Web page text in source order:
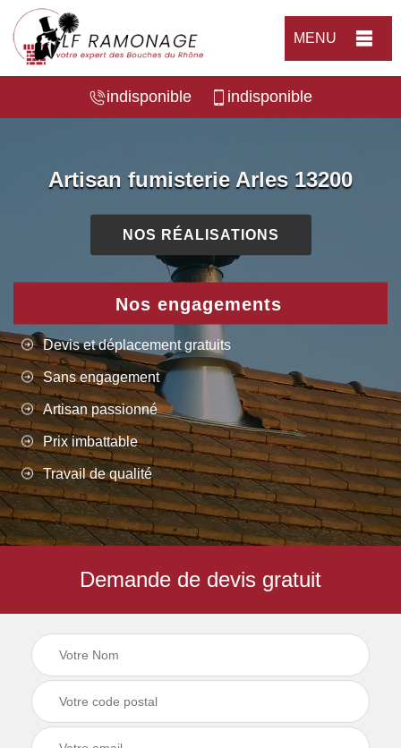
MENU
indisponible indisponible
Artisan fumisterie Arles 13200
NOS RÉALISATIONS
Nos engagements
Devis et déplacement gratuits
Sans engagement
Artisan passionné
Prix imbattable
Travail de qualité
Demande de devis gratuit